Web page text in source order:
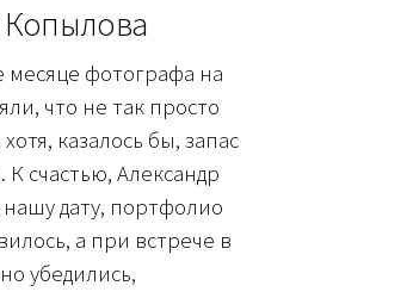
фотографа на
что не так просто
казалось бы, запас
счастью, Александр
дату, портфолио
а при встрече в
убедились,